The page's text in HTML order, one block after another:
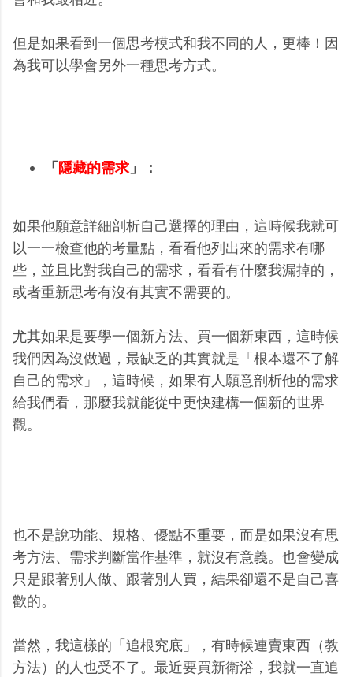
但是如果看到一個思考模式和我不同的人，更棒！因
為我可以學會另外一種思考方式。
「 隱藏的需求」：
如果他願意詳細剖析自己選擇的理由，這時候我就可
以一一檢查他的考量點，看看他列出來的需求有哪
些，並且比對我自己的需求，看看有什麼我漏掉的，
或者重新思考有沒有其實不需要的。
尤其如果是要學一個新方法、買一個新東西，這時候
我們因為沒做過，最缺乏的其實就是「根本還不了解
自己的需求」，這時候，如果有人願意剖析他的需求
給我們看，那麼我就能從中更快建構一個新的世界
觀。
也不是說功能、規格、優點不重要，而是如果沒有思
考方法、需求判斷當作基準，就沒有意義。也會變成
只是跟著別人做、跟著別人買，結果卻還不是自己喜
歡的。
當然，我這樣的「追根究底」，有時候連賣東西（教
方法）的人也受不了。最近要買新衛浴，我就一直追